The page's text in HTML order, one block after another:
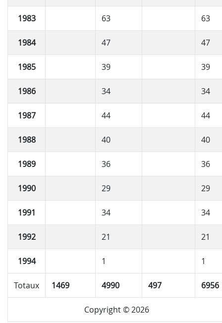
1983 63 63
1984 47 47
1985 39 39
1986 34 34
1987 44 44
1988 40 40
1989 36 36
1990 29 29
1991 34 34
1992 21 21
1994 1 1
Totaux 1469 4990 497 6956
Copyright © 2026